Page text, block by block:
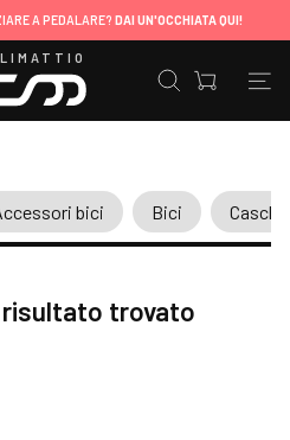
A PEDALARE? DAI UN'OCCHIATA QUI!
bici Bici Caschi
risultato trovato